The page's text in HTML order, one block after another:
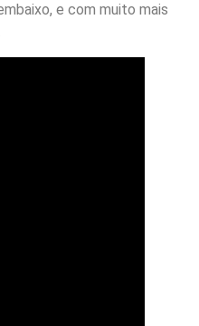
e com muito mais